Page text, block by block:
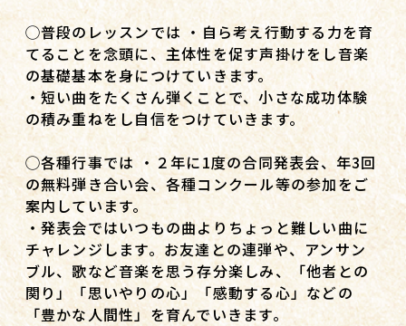
◯普段のレッスンでは ・自ら考え行動する力を育
てることを念頭に、主体性を促す声掛けをし音楽
の基礎基本を身につけていきます。
・短い曲をたくさん弾くことで、小さな成功体験
の積み重ねをし自信をつけていきます。
◯各種行事では ・２年に1度の合同発表会、年3回
の無料弾き合い会、各種コンクール等の参加をご
案内しています。
・発表会ではいつもの曲よりちょっと難しい曲に
チャレンジします。お友達との連弾や、アンサン
ブル、歌など音楽を思う存分楽しみ、「他者との
関り」「思いやりの心」「感動する心」などの
「豊かな人間性」を育んでいきます。